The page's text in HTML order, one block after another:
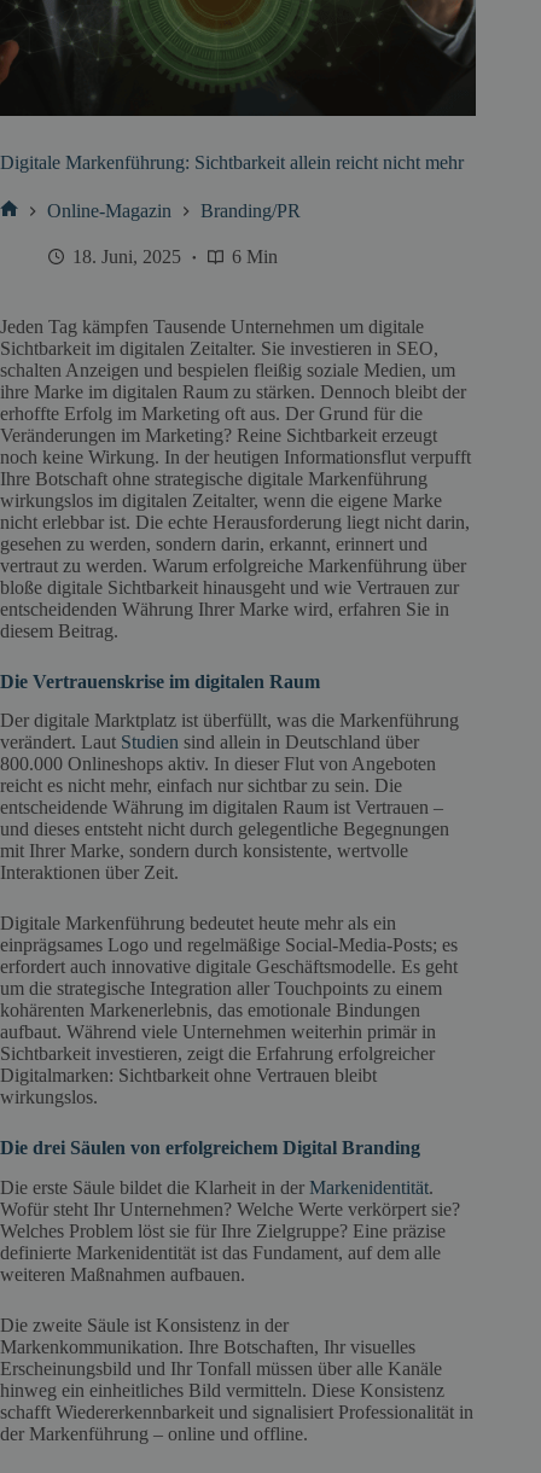
Digitale Markenführung: Sichtbarkeit allein reicht nicht mehr
Online-Magazin Branding/PR
18. Juni, 2025 6 Min
Jeden Tag kämpfen Tausende Unternehmen um digitale
Sichtbarkeit im digitalen Zeitalter. Sie investieren in SEO,
schalten Anzeigen und bespielen fleißig soziale Medien, um
ihre Marke im digitalen Raum zu stärken. Dennoch bleibt der
erhoffte Erfolg im Marketing oft aus. Der Grund für die
Veränderungen im Marketing? Reine Sichtbarkeit erzeugt
noch keine Wirkung. In der heutigen Informationsflut verpufft
Ihre Botschaft ohne strategische digitale Markenführung
wirkungslos im digitalen Zeitalter, wenn die eigene Marke
nicht erlebbar ist. Die echte Herausforderung liegt nicht darin,
gesehen zu werden, sondern darin, erkannt, erinnert und
vertraut zu werden. Warum erfolgreiche Markenführung über
bloße digitale Sichtbarkeit hinausgeht und wie Vertrauen zur
entscheidenden Währung Ihrer Marke wird, erfahren Sie in
diesem Beitrag.
Die Vertrauenskrise im digitalen Raum
Der digitale Marktplatz ist überfüllt, was die Markenführung
verändert. Laut Studien sind allein in Deutschland über
800.000 Onlineshops aktiv. In dieser Flut von Angeboten
reicht es nicht mehr, einfach nur sichtbar zu sein. Die
entscheidende Währung im digitalen Raum ist Vertrauen –
und dieses entsteht nicht durch gelegentliche Begegnungen
mit Ihrer Marke, sondern durch konsistente, wertvolle
Interaktionen über Zeit.
Digitale Markenführung bedeutet heute mehr als ein
einprägsames Logo und regelmäßige Social-Media-Posts; es
erfordert auch innovative digitale Geschäftsmodelle. Es geht
um die strategische Integration aller Touchpoints zu einem
kohärenten Markenerlebnis, das emotionale Bindungen
aufbaut. Während viele Unternehmen weiterhin primär in
Sichtbarkeit investieren, zeigt die Erfahrung erfolgreicher
Digitalmarken: Sichtbarkeit ohne Vertrauen bleibt
wirkungslos.
Die drei Säulen von erfolgreichem Digital Branding
Die erste Säule bildet die Klarheit in der Markenidentität.
Wofür steht Ihr Unternehmen? Welche Werte verkörpert sie?
Welches Problem löst sie für Ihre Zielgruppe? Eine präzise
definierte Markenidentität ist das Fundament, auf dem alle
weiteren Maßnahmen aufbauen.
Die zweite Säule ist Konsistenz in der
Markenkommunikation. Ihre Botschaften, Ihr visuelles
Erscheinungsbild und Ihr Tonfall müssen über alle Kanäle
hinweg ein einheitliches Bild vermitteln. Diese Konsistenz
schafft Wiedererkennbarkeit und signalisiert Professionalität in
der Markenführung – online und offline.